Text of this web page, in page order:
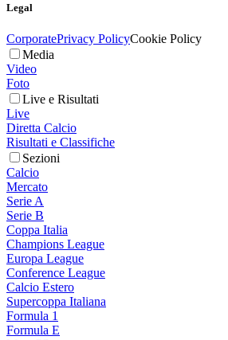
Legal
CorporatePrivacy PolicyCookie Policy
Media
Video
Foto
Live e Risultati
Live
Diretta Calcio
Risultati e Classifiche
Sezioni
Calcio
Mercato
Serie A
Serie B
Coppa Italia
Champions League
Europa League
Conference League
Calcio Estero
Supercoppa Italiana
Formula 1
Formula E